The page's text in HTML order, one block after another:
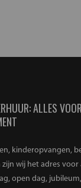
ALLES
kinderopvangen,
wij het adres voor
open dag,